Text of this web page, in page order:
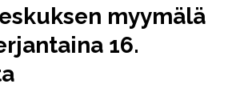
myymälä
16.